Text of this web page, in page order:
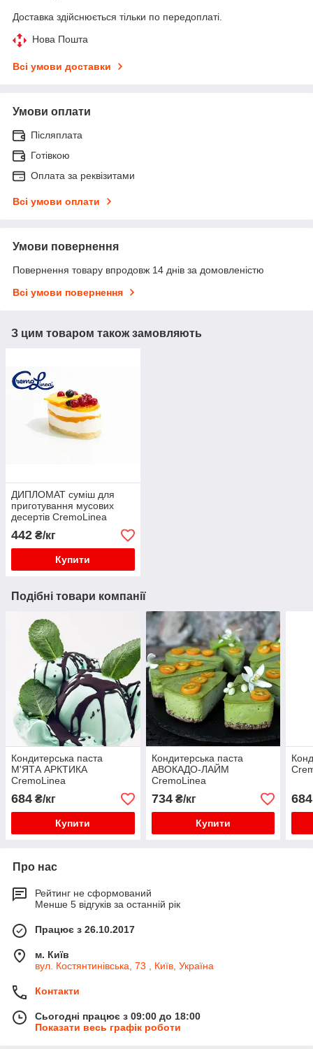
Доставка здійснюється тільки по передоплаті.
Нова Пошта
Всі умови доставки
Умови оплати
Післяплата
Готівкою
Оплата за реквізитами
Всі умови оплати
Умови повернення
Повернення товару впродовж 14 днів за домовленістю
Всі умови повернення
З цим товаром також замовляють
ДИПЛОМАТ суміш для
приготування мусових
десертів CremoLinea
442 ₴/кг
Купити
Подібні товари компанії
Кондитерська паста
М'ЯТА АРКТИКА
CremoLinea
684 ₴/кг
Купити
Кондитерська паста
АВОКАДО-ЛАЙМ
CremoLinea
734₴/кг
Купити
684
Про нас
Рейтинг не сформований
Менше 5 відгуків за останній рік
Працює з 26.10.2017
м. Київ
вул. Костянтинівська, 73 , Київ, Україна
Контакти
Сьогодні працює з 09:00 до 18:00
Показати весь графік роботи